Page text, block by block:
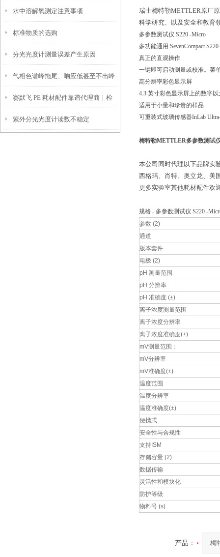
水中溶解氧测定注意事项
标准物质的选购
分光光度计测量误差产生原因
气相色谱峰拖尾、响应低甚至不出峰
的主要原因
赛默飞 PE 耗材配件靠谱代理商｜检
硕科学口碑好 + 原厂正品可溯源
紫外分光光度计读数不稳定
瑞士梅特勒METTLER原厂
科学研究、以及安全和教育
多参数测试仪 S220 -Micro
多功能通用.SevenCompact
真正的直观操作
一键即可启动测量或校准。菜
高分辨率彩色显示屏
4.3 英寸彩色显示屏上的数字
适用于小量和珍贵的样品
可重装式玻璃传感器InLab
梅特勒METTLER多参数测试
本公司同时代理以下品牌实
西格玛、肖特、奥立龙、美
更多实验室其他耗材配件欢
规格 - 多参数测试仪 S220 -
参数 (2)
通道
版本套件
电极 (2)
pH 测量范围
pH 分辨率
pH 准确度 (±)
离子浓度测量范围
离子浓度分辨率
离子浓度准确度(±)
mV测量范围：
mV分辨率
mV准确度(±)
温度范围
温度分辨率
温度准确度(±)
便携式
安全性与合规性
支持ISM
存储容量 (2)
数据传输
灵活性和模块化
防护等级
物料号 (s)
产品：